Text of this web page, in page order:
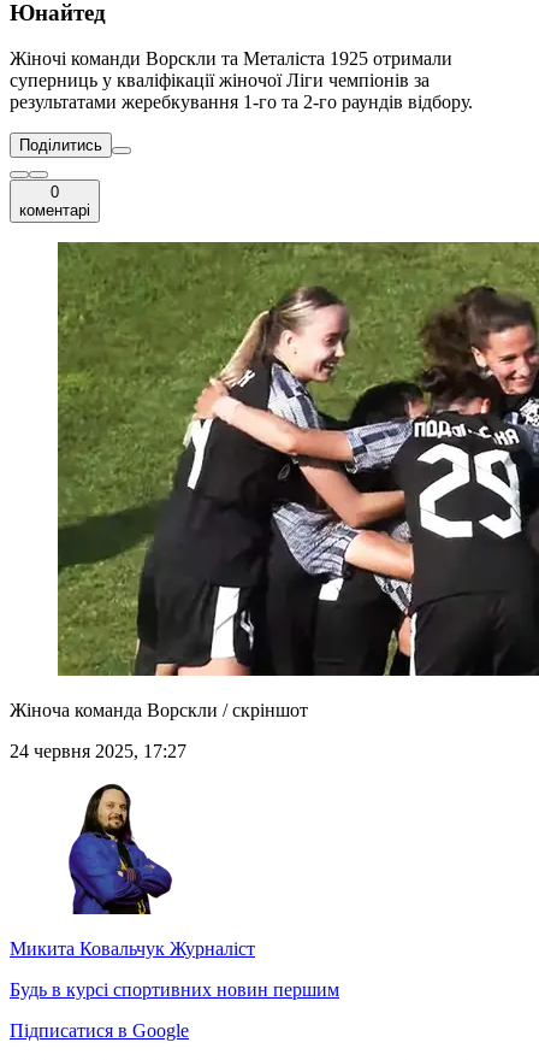
Юнайтед
Жіночі команди Ворскли та Металіста 1925 отримали
суперниць у кваліфікації жіночої Ліги чемпіонів за
результатами жеребкування 1-го та 2-го раундів відбору.
Поділитись
0
коментарі
Жіноча команда Ворскли / скріншот
24 червня 2025, 17:27
Микита Ковальчук Журналіст
Будь в курсі спортивних новин першим
Підписатися в Google